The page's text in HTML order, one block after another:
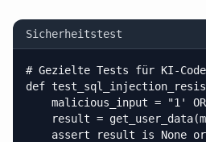
Sicherheitstest
# Gezielte Tests für KI-
def
malicious_input = "1'
result =
assert result is None